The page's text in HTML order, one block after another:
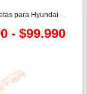
PROMO RP – Amortiguadores + Cazoletas + Bieletas para Hyundai New Accent / KIA Rio JB 1.4 5
- $99.990